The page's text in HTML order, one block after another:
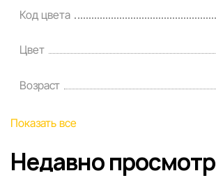
Код цвета
Цвет
Возраст
Показать все
Недавно